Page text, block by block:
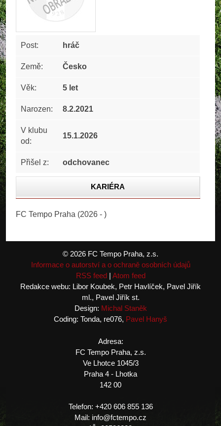
Post: hráč
Země: Česko
Věk: 5 let
Narozen: 8.2.2021
V klubu
od:
15.1.2026
Přišel z: odchovanec
KARIÉRA
FC Tempo Praha (2026 - )
© 2026 FC Tempo Praha, z.s.
Informace o autorství a o ochraně osobních údajů
RSS feed| Atom feed
Redakce webu: Libor Koubek, Petr Havlíček, Pavel Jiřík
ml., Pavel Jiřík st.
Design: Michal Staněk
Coding: Tonda, re076, Pavel Hanyš
Adresa:
FC Tempo Praha, z.s.
Ve Lhotce 1045/3
Praha 4 - Lhotka
142 00
Telefon: +420 606 855 136
Mail: info@fctempo.cz